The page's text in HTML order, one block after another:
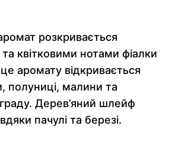
розкривається
квітковими нотами фіалки
аромату відкривається
полуниці, малини та
Дерев’яний шлейф
пачулі та березі.